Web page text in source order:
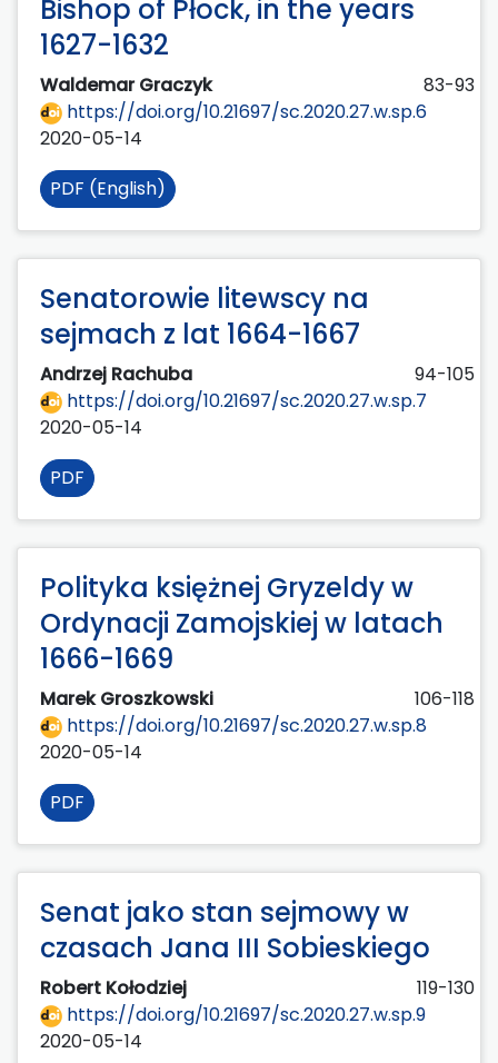
Bishop of Płock, in the years
1627-1632
Waldemar Graczyk
83-93
https://doi.org/10.21697/sc.2020.27.w.sp.6
2020-05-14
PDF (English)
Senatorowie litewscy na
sejmach z lat 1664-1667
Andrzej Rachuba
94-105
https://doi.org/10.21697/sc.2020.27.w.sp.7
2020-05-14
PDF
Polityka księżnej Gryzeldy w
Ordynacji Zamojskiej w latach
1666-1669
Marek Groszkowski
106-118
https://doi.org/10.21697/sc.2020.27.w.sp.8
2020-05-14
PDF
Senat jako stan sejmowy w
czasach Jana III Sobieskiego
Robert Kołodziej
119-130
https://doi.org/10.21697/sc.2020.27.w.sp.9
2020-05-14